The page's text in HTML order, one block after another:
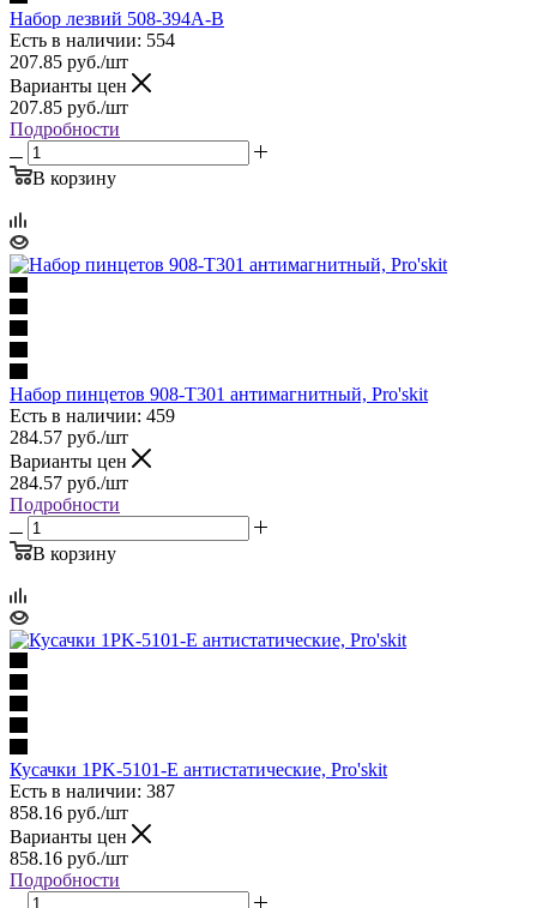
Набор лезвий 508-394A-B
Есть в наличии: 554
207.85 руб./шт
Варианты цен
207.85 руб./шт
Подробности
В корзину
Набор пинцетов 908-T301 антимагнитный, Pro'skit
Есть в наличии: 459
284.57 руб./шт
Варианты цен
284.57 руб./шт
Подробности
В корзину
Кусачки 1PK-5101-E антистатические, Pro'skit
Есть в наличии: 387
858.16 руб./шт
Варианты цен
858.16 руб./шт
Подробности